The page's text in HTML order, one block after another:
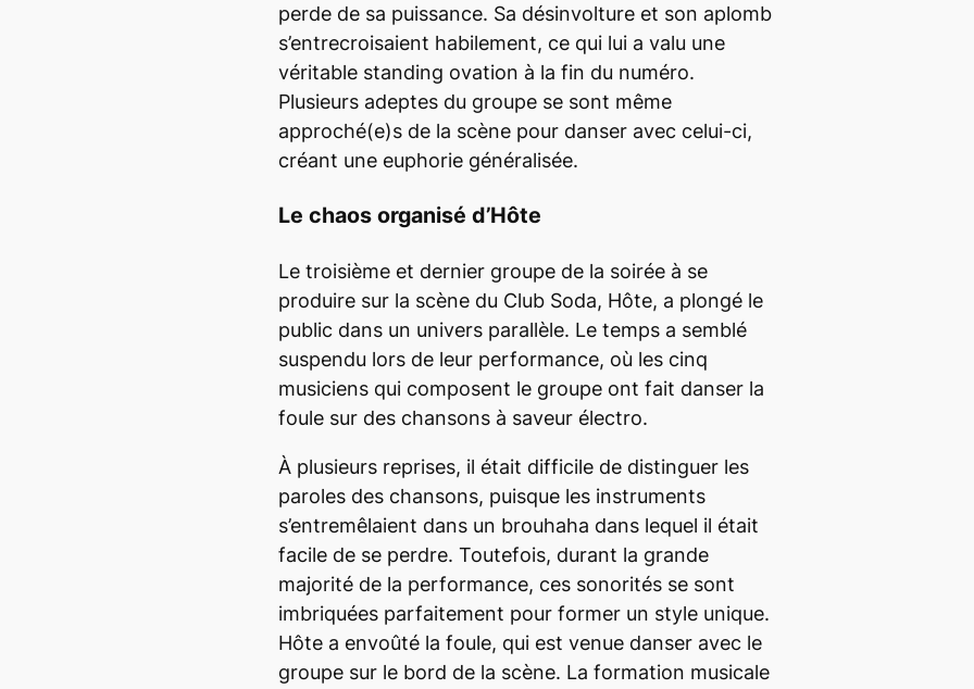
perde de sa puissance. Sa désinvolture et son aplomb
s’entrecroisaient habilement, ce qui lui a valu une
véritable standing ovation à la fin du numéro.
Plusieurs adeptes du groupe se sont même
approché(e)s de la scène pour danser avec celui-ci,
créant une euphorie généralisée.
Le chaos organisé d’Hôte
Le troisième et dernier groupe de la soirée à se
produire sur la scène du Club Soda, Hôte, a plongé le
public dans un univers parallèle. Le temps a semblé
suspendu lors de leur performance, où les cinq
musiciens qui composent le groupe ont fait danser la
foule sur des chansons à saveur électro.
À plusieurs reprises, il était difficile de distinguer les
paroles des chansons, puisque les instruments
s’entremêlaient dans un brouhaha dans lequel il était
facile de se perdre. Toutefois, durant la grande
majorité de la performance, ces sonorités se sont
imbriquées parfaitement pour former un style unique.
Hôte a envoûté la foule, qui est venue danser avec le
groupe sur le bord de la scène. La formation musicale